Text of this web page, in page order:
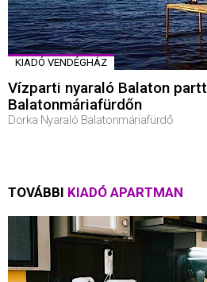
KIADÓ VENDÉGHÁZ
Vízparti nyaraló Balaton
Balatonmáriafürdőn
Dorka Nyaraló Balatonmáriafürdő
TOVÁBBI KIADÓ APARTMAN